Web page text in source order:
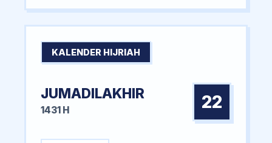
KALENDER HIJRIAH
JUMADILAKHIR
1431 H 22